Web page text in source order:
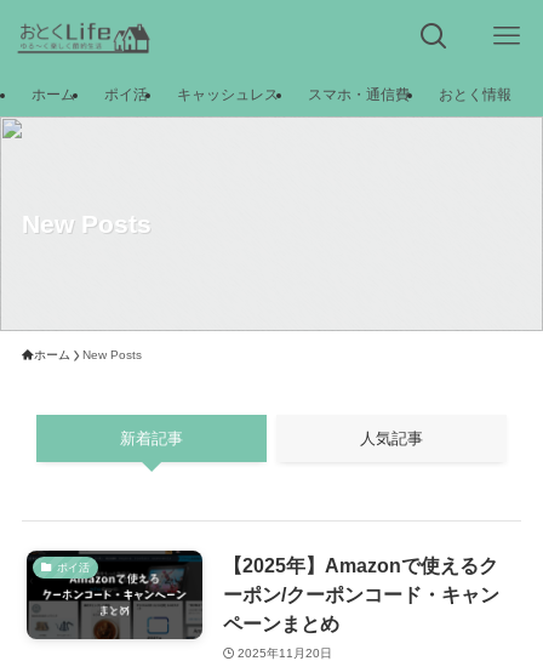
ホーム ポイ活 キャッシュレス スマホ・通信費 おとく情報
New Posts
ホーム New Posts
新着記事 人気記事
ポイ活
【2025年】Amazonで使えるク
ーポン/クーポンコード・キャン
ペーンまとめ
2025年11月20日